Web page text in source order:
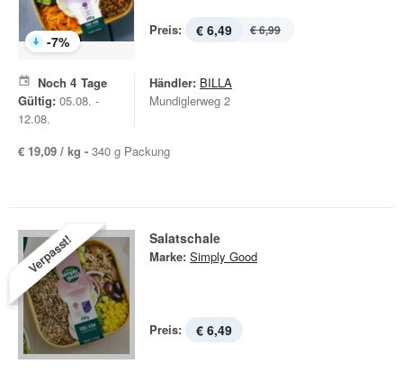
-7%
Preis: € 6,49 € 6,99
Noch 4 Tage
Gültig: 05.08. -
12.08.
Händler: BILLA
Mundiglerweg 2
€ 19,09 / kg - 340 g Packung
Verpasst! Salatschale
Marke: Simply Good
Preis: € 6,49